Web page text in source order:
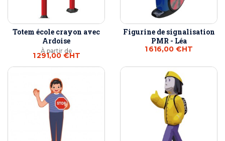
Totem école crayon avec
Ardoise
À partir de
1 291,00 €HT
Figurine de signalisation
PMR - Léa
1 616,00 €HT